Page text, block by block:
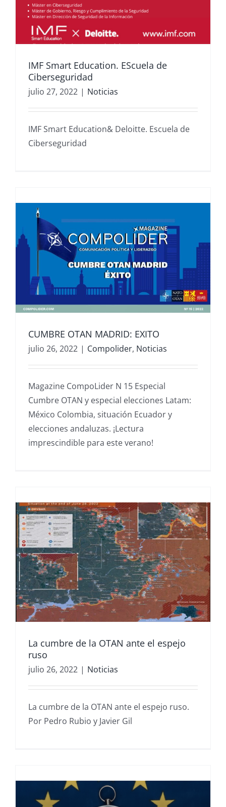
IMF Smart Education. EScuela de
Ciberseguridad
julio 27, 2022 | Noticias
IMF Smart Education& Deloitte. Escuela de
Ciberseguridad
CUMBRE OTAN MADRID: EXITO
julio 26, 2022 | Compolider, Noticias
Magazine CompoLider N 15 Especial
Cumbre OTAN y especial elecciones Latam:
México Colombia, situación Ecuador y
elecciones andaluzas. ¡Lectura
imprescindible para este verano!
La cumbre de la OTAN ante el espejo
ruso
julio 26, 2022 | Noticias
La cumbre de la OTAN ante el espejo ruso.
Por Pedro Rubio y Javier Gil